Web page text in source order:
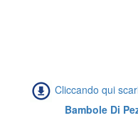
Cliccando qui
Bambole Di